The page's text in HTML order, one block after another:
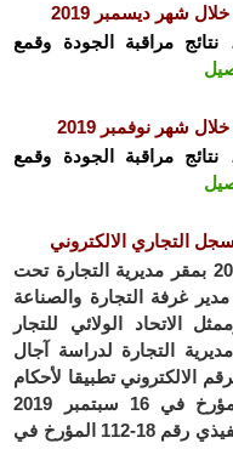
شهر ديسمبر 2019
نتائج مراقبة الجودة وقمع
شهر نوفمبر 2019
نتائج مراقبة الجودة وقمع
التجاري الالكتروني
تم عقد اجتماع عمل بتاريخ 2019/11/25 بمقر مديرية التجارة تحت
غرفة التجارة والصناعة
الاتحاد الولائي للتجار
التجارة لدراسة آجال
الالكتروني تطبيقا لأحكام
للمرسوم التنفيذي رقم 19-251 المؤرخ في 16 سبتمبر 2019
المعدل والمتمم لأحكام المرسوم التنفيذي رقم 18-112 المؤرخ في